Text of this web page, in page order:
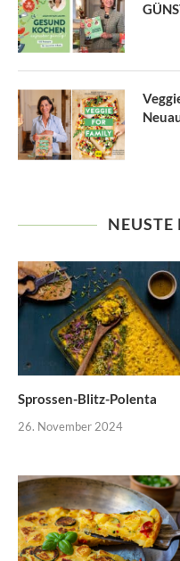
NEUSTE
Sprossen-Blitz-Polenta
26. November 2024